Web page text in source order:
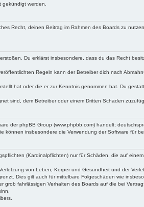
werden.
Recht, deinen Beitrag im Rahmen des Boards zu nutzen.
Du erklärst insbesondere, dass du das Recht
Regeln kann der Betreiber dich nach
hat oder die er zur Kenntnis genommen hat. Du
sind, dem Betreiber oder einem Dritten Schaden
der phpBB Group (www.phpbb.com) handelt;
insbesondere die Verwendung der Software für
(Kardinalpflichten) nur für Schäden, die auf
von Leben, Körper und Gesundheit und der
Dies gilt auch für mittelbare Folgeschäden wie
fahrlässigen Verhalten des Boards auf die bei